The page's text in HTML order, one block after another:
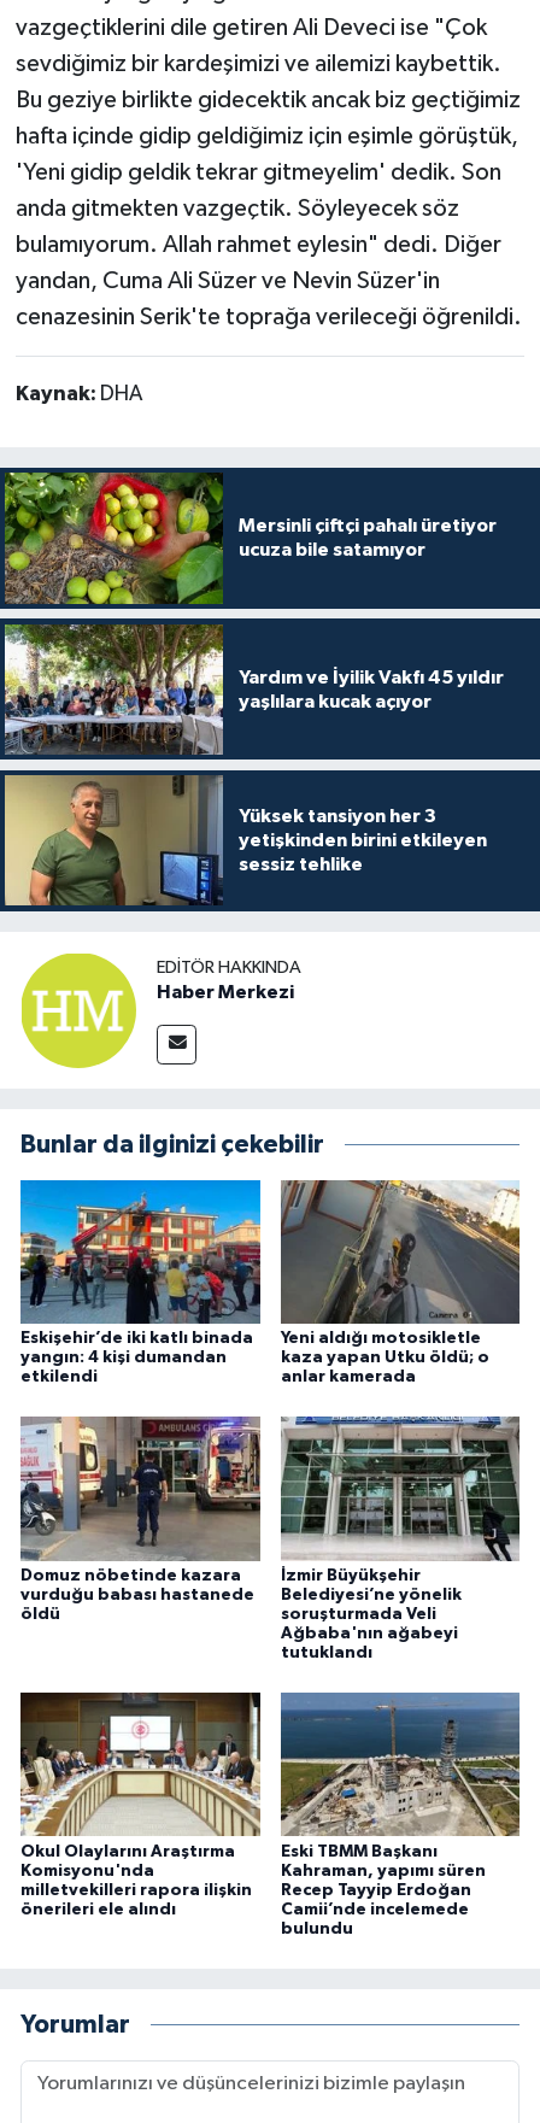
vazgeçtiklerini dile getiren Ali Deveci ise "Çok
sevdiğimiz bir kardeşimizi ve ailemizi kaybettik.
Bu geziye birlikte gidecektik ancak biz geçtiğimiz
hafta içinde gidip geldiğimiz için eşimle görüştük,
'Yeni gidip geldik tekrar gitmeyelim' dedik. Son
anda gitmekten vazgeçtik. Söyleyecek söz
bulamıyorum. Allah rahmet eylesin" dedi. Diğer
yandan, Cuma Ali Süzer ve Nevin Süzer'in
cenazesinin Serik'te toprağa verileceği öğrenildi.
Kaynak: DHA
Mersinli çiftçi pahalı üretiyor
ucuza bile satamıyor
Yardım ve İyilik Vakfı 45 yıldır
yaşlılara kucak açıyor
Yüksek tansiyon her 3
yetişkinden birini etkileyen
sessiz tehlike
EDITÖR HAKKINDA
Haber Merkezi
Bunlar da ilginizi çekebilir
Eskişehir’de iki katlı binada
yangın: 4 kişi dumandan
etkilendi
Yeni aldığı motosikletle
kaza yapan Utku öldü; o
anlar kamerada
Domuz nöbetinde kazara
vurduğu babası hastanede
öldü
İzmir Büyükşehir
Belediyesi’ne yönelik
soruşturmada Veli
Ağbaba'nın ağabeyi
tutuklandı
Okul Olaylarını Araştırma
Komisyonu'nda
milletvekilleri rapora ilişkin
önerileri ele alındı
Eski TBMM Başkanı
Kahraman, yapımı süren
Recep Tayyip Erdoğan
Camii’nde incelemede
bulundu
Yorumlar